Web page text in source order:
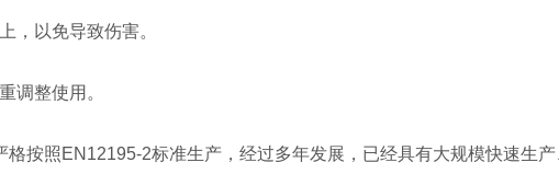
，以免导致伤害。
调整使用。
格按照EN12195-2标准生产，经过多年发展，已经具有大规模快速生